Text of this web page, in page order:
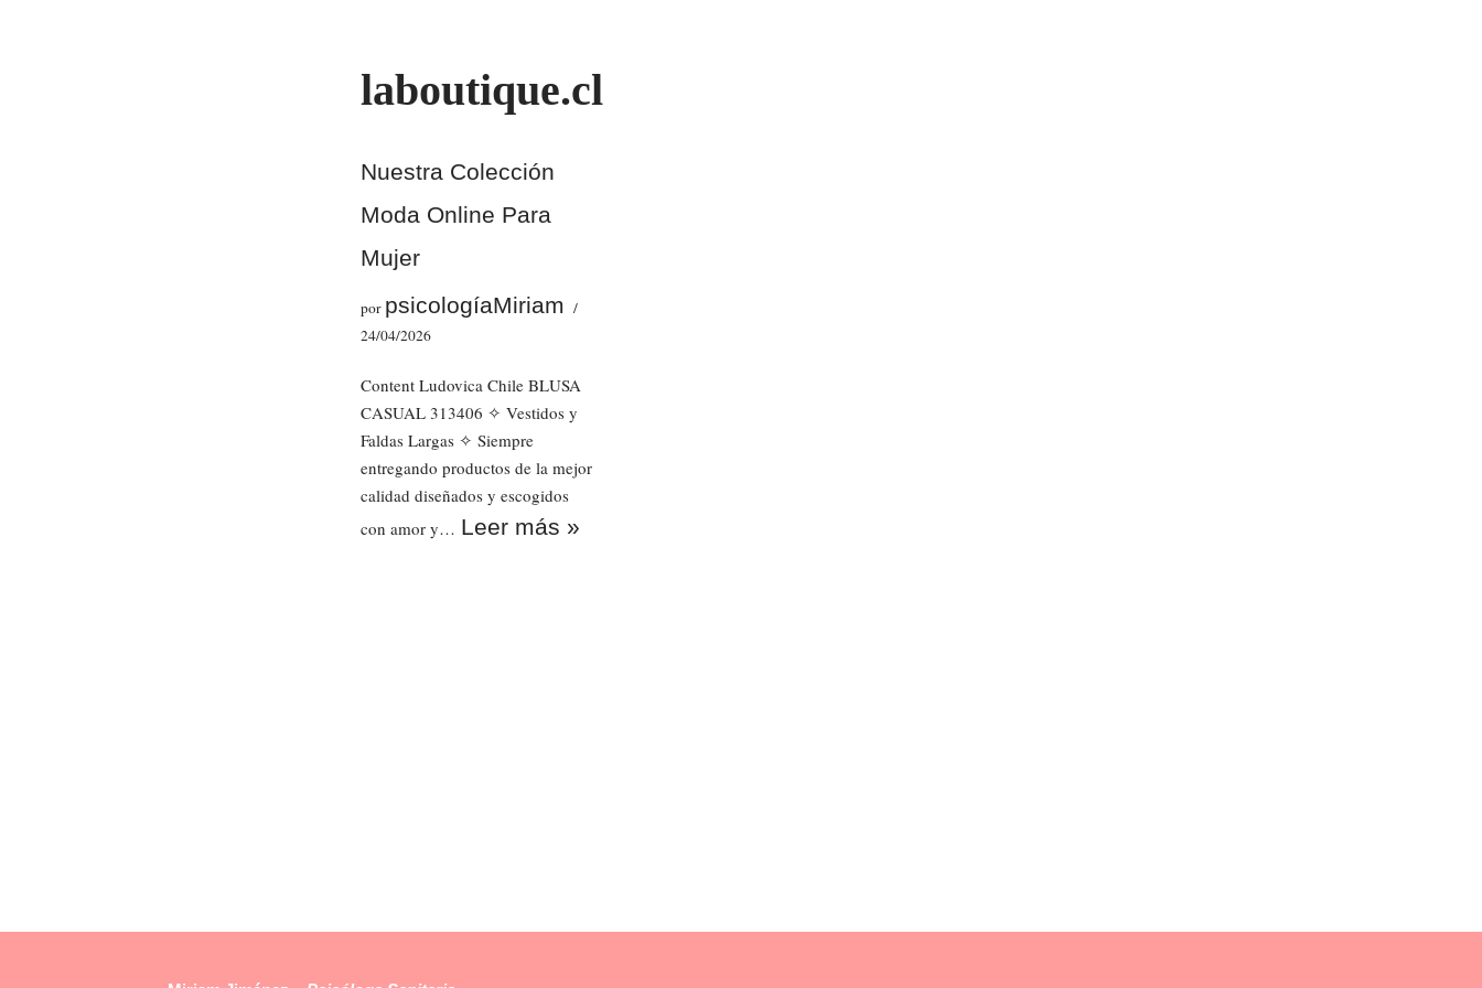
laboutique.cl
Nuestra Colección
Moda Online Para
Mujer
por psicologíaMiriam
24/04/2026
Content Ludovica Chile BLUSA
CASUAL 313406 ✧ Vestidos y
Faldas Largas ✧ Siempre
entregando productos de la mejor
calidad diseñados y escogidos
con amor y… Leer más »